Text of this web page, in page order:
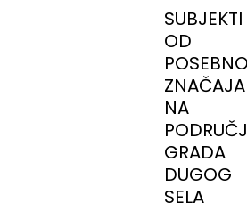
SUBJEKTI
OD
ZNAČAJA
NA
GRADA
DUGOG
SELA